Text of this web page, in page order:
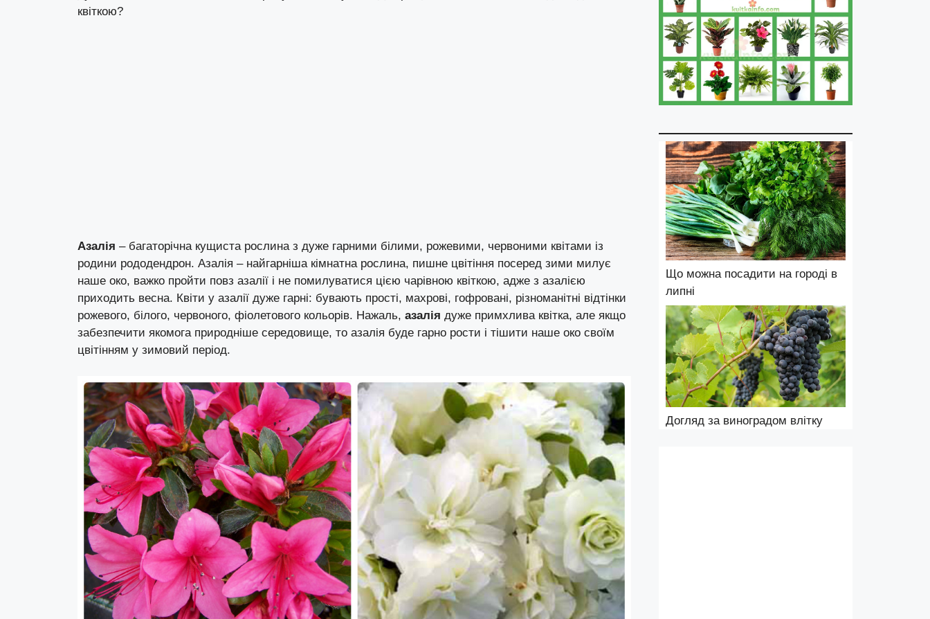
квіткою?
Азалія – багаторічна кущиста рослина з дуже гарними білими, рожевими, червоними квітами із
родини рододендрон. Азалія – найгарніша кімнатна рослина, пишне цвітіння посеред зими милує
наше око, важко пройти повз азалії і не помилуватися цією чарівною квіткою, адже з азалією
приходить весна. Квіти у азалії дуже гарні: бувають прості, махрові, гофровані, різноманітні відтінки
рожевого, білого, червоного, фіолетового кольорів. Нажаль, азалія дуже примхлива квітка, але якщо
забезпечити якомога природніше середовище, то азалія буде гарно рости і тішити наше око своїм
цвітінням у зимовий період.
Що можна посадити на городі в
липні
Догляд за виноградом влітку